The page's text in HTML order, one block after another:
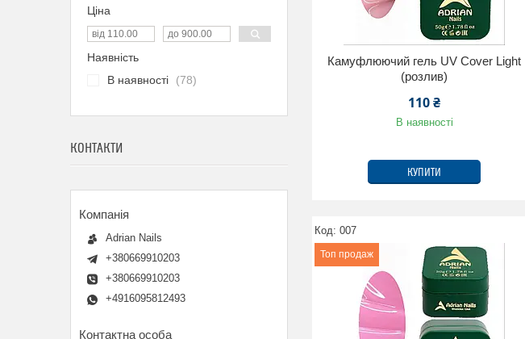
Камуфлюючий гель UV Cover Light
(розлив)
110 ₴
В наявності
КУПИТИ
007
Топ продаж
Ціна
Наявність
В наявності
78
КОНТАКТИ
Adrian Nails
+380669910203
+380669910203
+4916095812493